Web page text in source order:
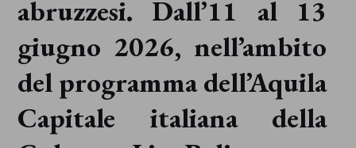
abruzzesi. Dall’11 al 13
giugno 2026, nell’ambito
del programma dell’Aquila
Capitale italiana della